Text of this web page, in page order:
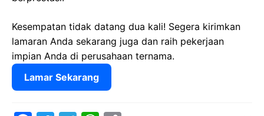
Kesempatan tidak datang dua kali! Segera kirimkan
lamaran Anda sekarang juga dan raih pekerjaan
impian Anda di perusahaan ternama.
Lamar Sekarang